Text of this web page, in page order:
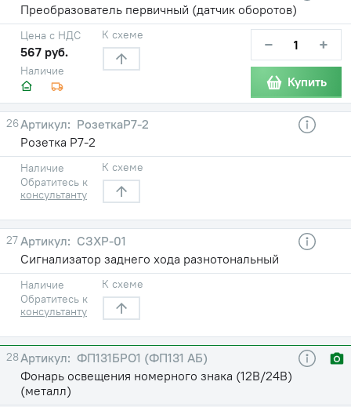
Преобразователь первичный (датчик оборотов)
Наличие
Цена с НДС
567 руб.
К схеме − +
Купить
26
РозеткаР7-2
Розетка Р7-2
Наличие
Обратитесь к
консультанту
К схеме
27
СЗХР-01
Сигнализатор заднего хода разнотональный
Наличие
Обратитесь к
консультанту
К схеме
28
ФП131БРО1 (ФП131 АБ)
Фонарь освещения номерного знака (12В/24В)
(металл)